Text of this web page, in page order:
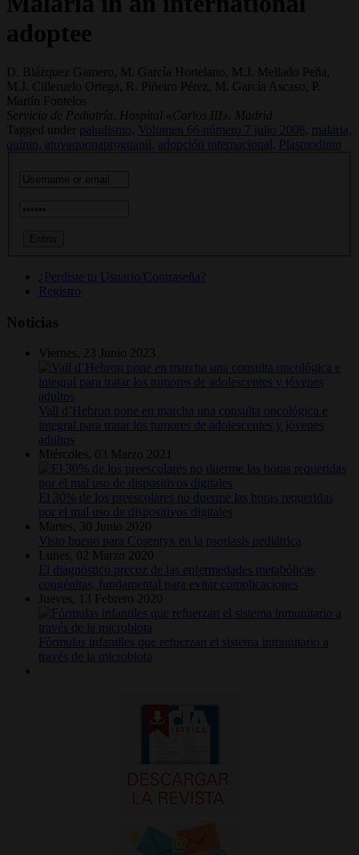
adoptee
D. Blázquez Gamero, M. García Hortelano, M.J. Mellado Peña,
M.J. Cilleruelo Ortega, R. Piñeiro Pérez, M. García Ascaso, P.
Martín Fontelos
Servicio de Pediatría. Hospital «Carlos III». Madrid
Tagged under
paludismo, Volumen 66 número 7 julio 2008,
malaria,
quinin,
atovaquonaproguanil, adopción internacional, Plasmodium
¿Perdiste tu Usuario/Contraseña?
Registro
Noticias
Viernes, 23 Junio 2023
Vall d’Hebron pone en marcha una consulta oncológica e
integral para tratar los tumores de adolescentes y jóvenes
adultos
Miércoles, 03 Marzo 2021
El 30% de los preescolares no duerme las horas requeridas
por el mal uso de dispositivos digitales
Martes, 30 Junio 2020
Visto bueno para Cosentyx en la psoriasis pediátrica
Lunes, 02 Marzo 2020
El diagnóstico precoz de las enfermedades metabólicas
congénitas, fundamental para evitar complicaciones
Jueves, 13 Febrero 2020
Fórmulas infantiles que refuerzan el sistema inmunitario a
través de la microbiota